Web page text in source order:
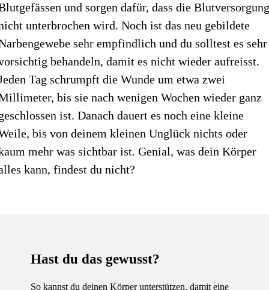
und sorgen dafür, dass die
unterbrochen wird. Noch ist das neu gebildete
sehr empfindlich und du solltest es sehr
behandeln, damit es nicht wieder aufreisst.
Tag schrumpft die Wunde um etwa zwei
bis sie nach wenigen Wochen wieder ganz
ist. Danach dauert es noch eine kleine
bis von deinem kleinen Unglück nichts oder
mehr was sichtbar ist. Genial, was dein Körper
kann, findest du nicht?
Hast du das gewusst?
So kannst du deinen Körper unterstützen, damit eine